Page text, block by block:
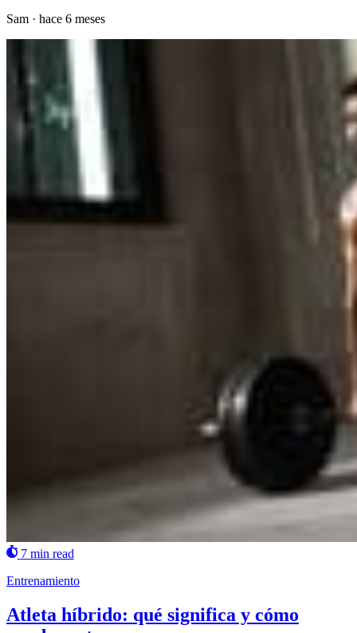
Sam · hace 6 meses
7 min read
Entrenamiento
Atleta híbrido: qué significa y cómo